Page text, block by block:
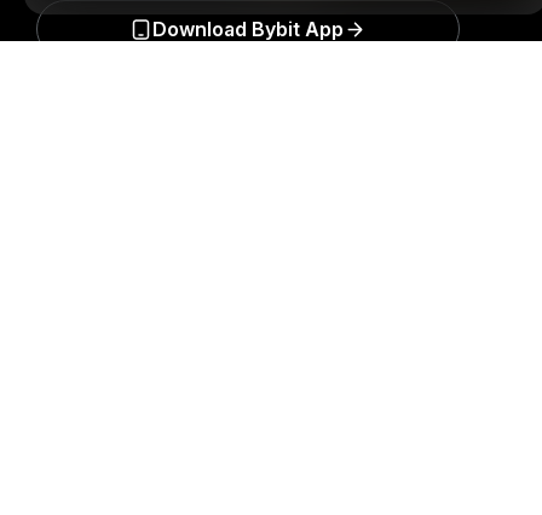
Download Bybit App